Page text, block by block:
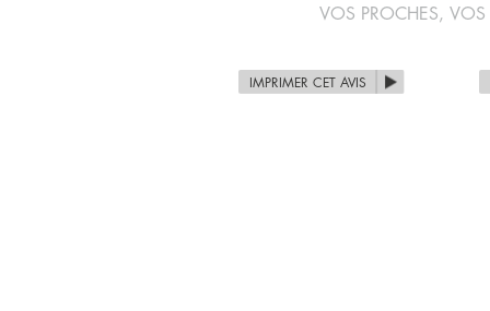
VOS PROCHES,
IMPRIMER CET AVIS